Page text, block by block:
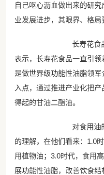
自己呕心沥血做出来的研
业发展进步，其眼界、格局
长寿花食
表示，长寿花食品一直引
是做世界级功能性油脂领
入点，通过推进产业化把
得起的甘油二酯油。
对食用油
的理解，在他们看来：1.0
用植物油；3.0时代，食用
展功能性油脂，改善饮食结